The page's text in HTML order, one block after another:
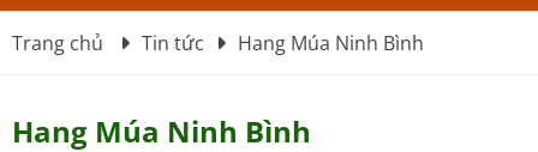
Trang chủ Tin tức Hang Múa Ninh Bình
Hang Múa Ninh Bình